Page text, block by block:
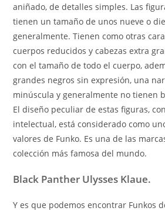
aniñado, de detalles simples. Las
tienen un tamaño de unos nueve o
generalmente. Tienen como otras
cuerpos reducidos y cabezas extra
con el tamaño de todo el cuerpo,
grandes negros sin expresión, una
minúscula y generalmente no tienen
El diseño peculiar de estas figuras,
intelectual, está considerado como
valores de Funko. Es una de las
colección más famosa del mundo.
Black Panther Ulysses Klaue.
Y es que podemos encontrar Funkos